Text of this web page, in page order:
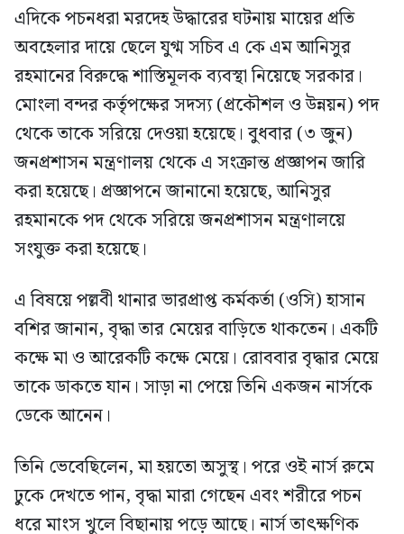
এদিকে পচনধরা মরদেহ উদ্ধারের ঘটনায় মায়ের প্রতি
অবহেলার দায়ে ছেলে যুগ্ম সচিব এ কে এম আনিসুর
রহমানের বিরুদ্ধে শাস্তিমূলক ব্যবস্থা নিয়েছে সরকার।
মোংলা বন্দর কর্তৃপক্ষের সদস্য (প্রকৌশল ও উন্নয়ন) পদ
থেকে তাকে সরিয়ে দেওয়া হয়েছে। বুধবার (৩ জুন)
জনপ্রশাসন মন্ত্রণালয় থেকে এ সংক্রান্ত প্রজ্ঞাপন জারি
করা হয়েছে। প্রজ্ঞাপনে জানানো হয়েছে, আনিসুর
রহমানকে পদ থেকে সরিয়ে জনপ্রশাসন মন্ত্রণালয়ে
সংযুক্ত করা হয়েছে।
এ বিষয়ে পল্লবী থানার ভারপ্রাপ্ত কর্মকর্তা (ওসি) হাসান
বশির জানান, বৃদ্ধা তার মেয়ের বাড়িতে থাকতেন। একটি
কক্ষে মা ও আরেকটি কক্ষে মেয়ে। রোববার বৃদ্ধার মেয়ে
তাকে ডাকতে যান। সাড়া না পেয়ে তিনি একজন নার্সকে
ডেকে আনেন।
তিনি ভেবেছিলেন, মা হয়তো অসুস্থ। পরে ওই নার্স রুমে
ঢুকে দেখতে পান, বৃদ্ধা মারা গেছেন এবং শরীরে পচন
ধরে মাংস খুলে বিছানায় পড়ে আছে। নার্স তাৎক্ষণিক